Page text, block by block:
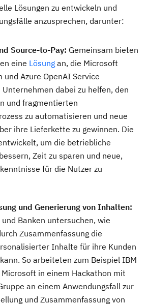
Lösungen zu entwickeln und
anzusprechen, darunter:
Source-to-Pay: Gemeinsam bieten
eine Lösung an, die Microsoft
und Azure OpenAI Service
dabei zu helfen, den
und fragmentierten
zu automatisieren und neue
ihre Lieferkette zu gewinnen. Die
um die betriebliche
Zeit zu sparen und neue,
für die Nutzer zu
und Generierung von Inhalten:
Banken untersuchen, wie
Zusammenfassung die
Inhalte für ihre Kunden
So arbeiteten zum Beispiel IBM
Microsoft in einem Hackathon mit
an einem Anwendungsfall zur
und Zusammenfassung von